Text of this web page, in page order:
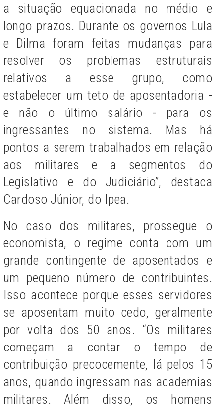
a situação equacionada no médio e
longo prazos. Durante os governos Lula
e Dilma foram feitas mudanças para
resolver os problemas estruturais
relativos a esse grupo, como
estabelecer um teto de aposentadoria -
e não o último salário - para os
ingressantes no sistema. Mas há
pontos a serem trabalhados em relação
aos militares e a segmentos do
Legislativo e do Judiciário”, destaca
Cardoso Júnior, do Ipea.
No caso dos militares, prossegue o
economista, o regime conta com um
grande contingente de aposentados e
um pequeno número de contribuintes.
Isso acontece porque esses servidores
se aposentam muito cedo, geralmente
por volta dos 50 anos. “Os militares
começam a contar o tempo de
contribuição precocemente, lá pelos 15
anos, quando ingressam nas academias
militares. Além disso, os homens